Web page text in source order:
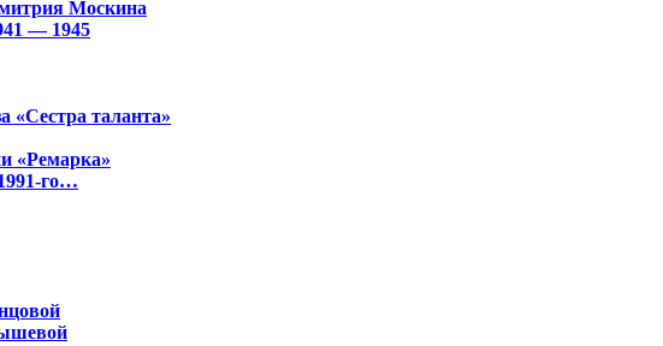
Москина
— 1945
«Сестра таланта»
«Ремарка»
го…